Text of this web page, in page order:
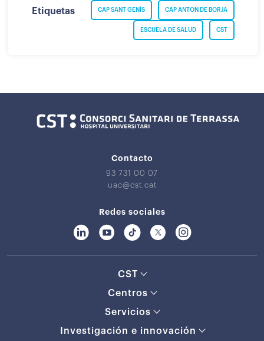
Etiquetas CAP ANTON DE BORJA
CAP SANT GENÍS
CST
ESCUELA DE SALUD
Contacto
93 731 00 07
uac@cst.cat
Redes sociales
CST
Centros
Servicios
Investigación e innovación